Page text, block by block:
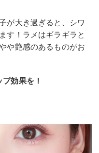
が大き過ぎると、シワ
す！ラメはギラギラと
や艶感のあるものがお
効果を！